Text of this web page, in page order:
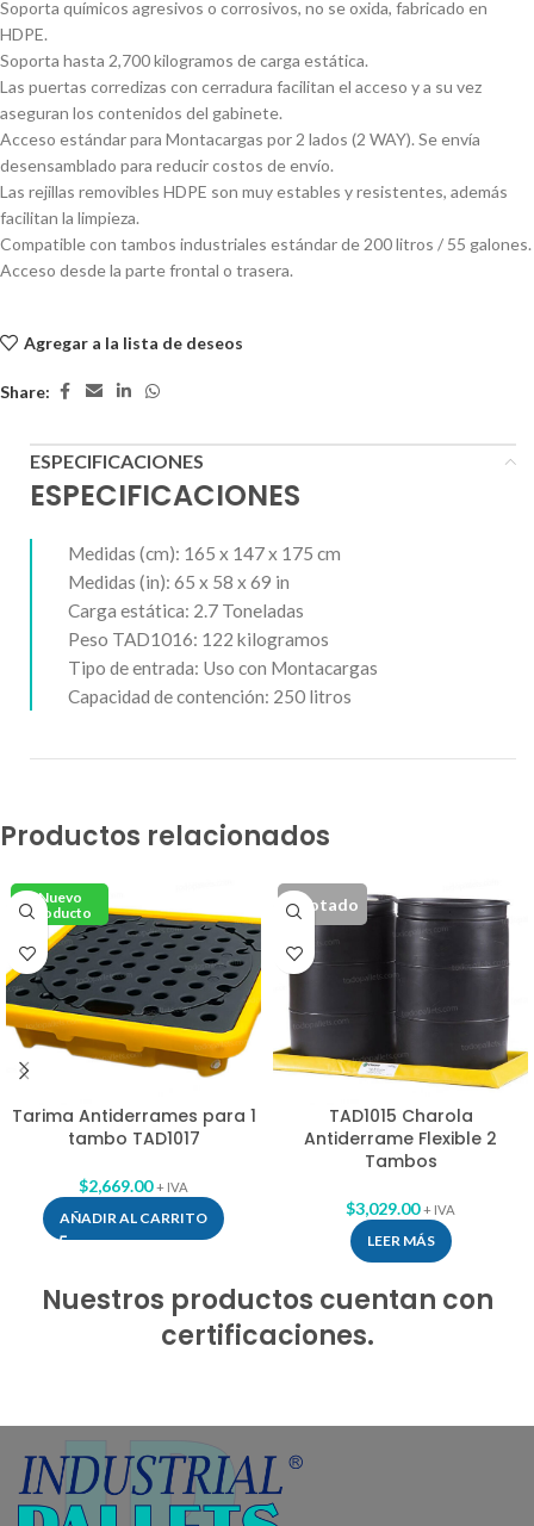
Soporta químicos agresivos o corrosivos, no se oxida, fabricado en
HDPE.
Soporta hasta 2,700 kilogramos de carga estática.
Las puertas corredizas con cerradura facilitan el acceso y a su vez
aseguran los contenidos del gabinete.
Acceso estándar para Montacargas por 2 lados (2 WAY). Se envía
desensamblado para reducir costos de envío.
Las rejillas removibles HDPE son muy estables y resistentes, además
facilitan la limpieza.
Compatible con tambos industriales estándar de 200 litros / 55 galones.
Acceso desde la parte frontal o trasera.
Agregar a la lista de deseos
Share:
ESPECIFICACIONES
ESPECIFICACIONES
Medidas (cm): 165 x 147 x 175 cm
Medidas (in): 65 x 58 x 69 in
Carga estática: 2.7 Toneladas
Peso TAD1016: 122 kilogramos
Tipo de entrada: Uso con Montacargas
Capacidad de contención: 250 litros
Productos relacionados
Nuevo
Producto
Tarima Antiderrames para 1
tambo TAD1017
$2,669.00 + IVA
AÑADIR AL CARRITO
Agotado
TAD1015 Charola
Antiderrame Flexible 2
Tambos
$3,029.00 + IVA
LEER MÁS
Nuestros productos cuentan con
certificaciones.